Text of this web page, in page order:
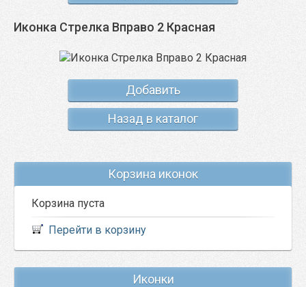
Иконка Стрелка Вправо 2 Красная
Добавить
Назад в каталог
Корзина иконок
Корзина пуста
Перейти в корзину
Иконки